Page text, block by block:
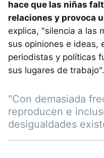
hace que las niñas
relaciones y provoca
explica, "silencia a las
sus opiniones e ideas,
periodistas y políticas
sus lugares de trabajo".
"Con demasiada
reproducen e
desigualdades